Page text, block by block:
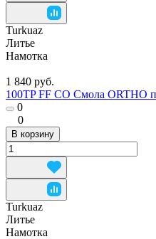
Turkuaz
Литье
Намотка
1 840 руб.
100TP FF CO Смола ORTHO
0
0
В корзину
Turkuaz
Литье
Намотка